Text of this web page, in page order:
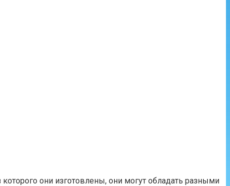
они изготовлены, они могут обладать разными